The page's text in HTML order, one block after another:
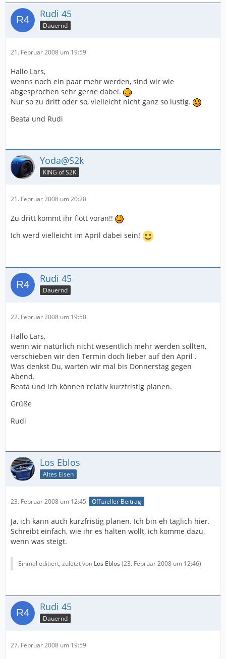
Rudi 45
Dauernd
21. Februar 2008 um 19:59
Hallo Lars,
wenns noch ein paar mehr werden, sind wir wie
abgesprochen sehr gerne dabei.
Nur so zu dritt oder so, vielleicht nicht ganz so lustig.
Beata und Rudi
Yoda@S2k
KING of S2K
21. Februar 2008 um 20:20
Zu dritt kommt ihr flott voran!!
Ich werd vielleicht im April dabei sein!
Rudi 45
Dauernd
22. Februar 2008 um 19:50
Hallo Lars,
wenn wir natürlich nicht wesentlich mehr werden sollten,
verschieben wir den Termin doch lieber auf den April .
Was denkst Du, warten wir mal bis Donnerstag gegen
Abend.
Beata und ich können relativ kurzfristig planen.
Grüße
Rudi
Los Eblos
Altes Eisen
23. Februar 2008 um 12:45 Offizieller Beitrag
Ja, ich kann auch kurzfristig planen. Ich bin eh täglich hier.
Schreibt einfach, wie ihr es halten wollt, ich komme dazu,
wenn was steigt.
Einmal editiert, zuletzt von Los Eblos (23. Februar 2008 um 12:46)
Rudi 45
Dauernd
27. Februar 2008 um 19:59